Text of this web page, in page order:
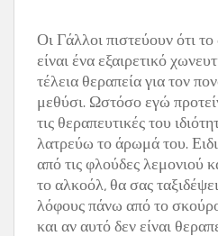
Οι Γάλλοι πιστεύουν ότι
είναι ένα εξαιρετικό
τέλεια θεραπεία για τον
μεθύσι. Ωστόσο εγώ
τις θεραπευτικές του
λατρεύω το άρωμά του.
από τις φλούδες λεμονιού
το αλκοόλ, θα σας
λόφους πάνω από το
και αν αυτό δεν είναι